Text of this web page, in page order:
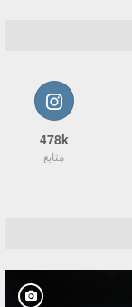
478k
متابع